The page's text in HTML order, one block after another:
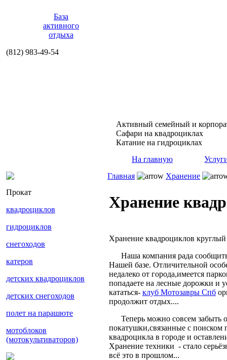
База
активного
отдыха
(812) 983-49-54
Активный семейный и
Сафари на квадроциклах
Катание на гидроциклах
На главную
Прокат
квадроциклов
гидроциклов
снегоходов
катеров
детских квадроциклов
детских снегоходов
полет на парашюте
мотоблоков
(мотокультиваторов)
Главная Хранение
Хранение
Хранение квадроциклов круглый
Наша компания рада
Нашей базе. Отличительной
недалеко от города,имеется
попадаете на лесные дорожки и
кататься- клуб Мотозавры Спб
продолжит отдых....
Теперь можно совсем забыть
покатушки,связанные с
квадроцикла в городе и
Хранение техники - стало
всё это в прошлом...